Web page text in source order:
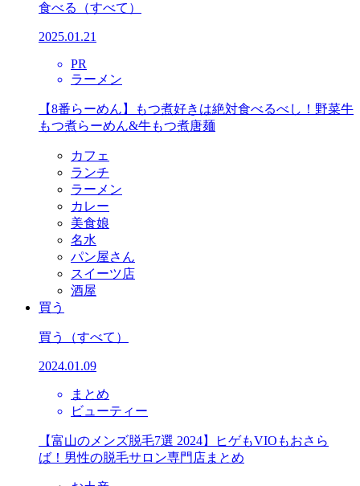
食べる （すべて）
2025.01.21
PR
ラーメン
【8番らーめん】もつ煮好きは絶対食べるべし！野菜牛
もつ煮らーめん&牛もつ煮唐麺
カフェ
ランチ
ラーメン
カレー
美食娘
名水
パン屋さん
スイーツ店
酒屋
買う
買う （すべて）
2024.01.09
まとめ
ビューティー
【富山のメンズ脱毛7選 2024】ヒゲもVIOもおさら
ば！男性の脱毛サロン専門店まとめ